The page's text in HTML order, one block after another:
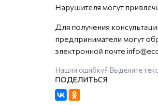
Нарушителя могут
Для получения
предприниматели могут
электронной почте
Нашли ошибку? Выделите